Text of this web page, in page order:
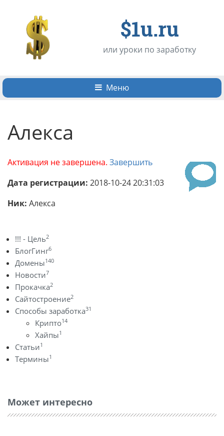
$1u.ru
или уроки по заработку
Меню
Алекса
Активация не завершена. Завершить
Дата регистрации: 2018-10-24 20:31:03
Ник: Алекса
!!! - Цель2
БлогГинг6
Домены140
Новости7
Прокачка2
Сайтостроение2
Способы заработка31
Крипто14
Хайпы1
Статьи1
Термины1
Может интересно